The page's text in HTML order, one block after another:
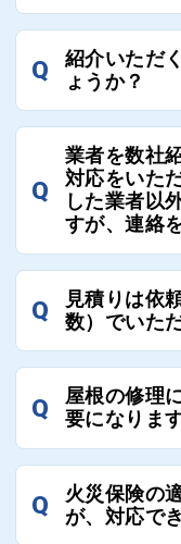
残念ながら、
部分が多く、一
出る場合もあり
屋根コネクトで
の修理において
いをさせていた
まだまだその
ますので、是
Q
紹介いただ
ょうか？
屋根コネクト
業者チェック制
屋根コネクト
し、そこで評価
根コネクトの判
優良業者のみを
心と信頼を維持
Q
業者を数社
対応をいた
した業者以
すが、連絡
屋根コネクト
工事業者へのお
ご質問いただ
れる必要はござ
談ください。
Q
見積りは依
数）でいた
工事業者にも
週間前後にはお
ご連絡いただき
業者へ状況確
いたしますので
Q
屋根の修理
要になりま
工事業者の状
って工事期間は
そ3日～6日とな
Q
火災保険の
が、対応で